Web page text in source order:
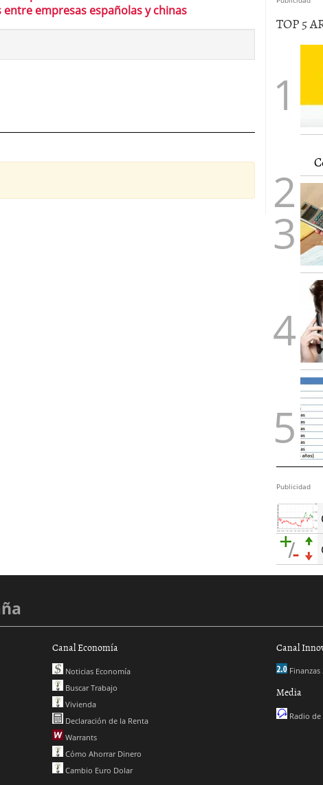
empresas españolas y chinas
TOP 5
Publicidad
Canal Economía
Noticias Economía
Buscar Trabajo
Vivienda
Declaración de la Renta
Warrants
Cómo Ahorrar Dinero
Cambio Euro Dolar
Canal
Finanzas
Media
Radio de